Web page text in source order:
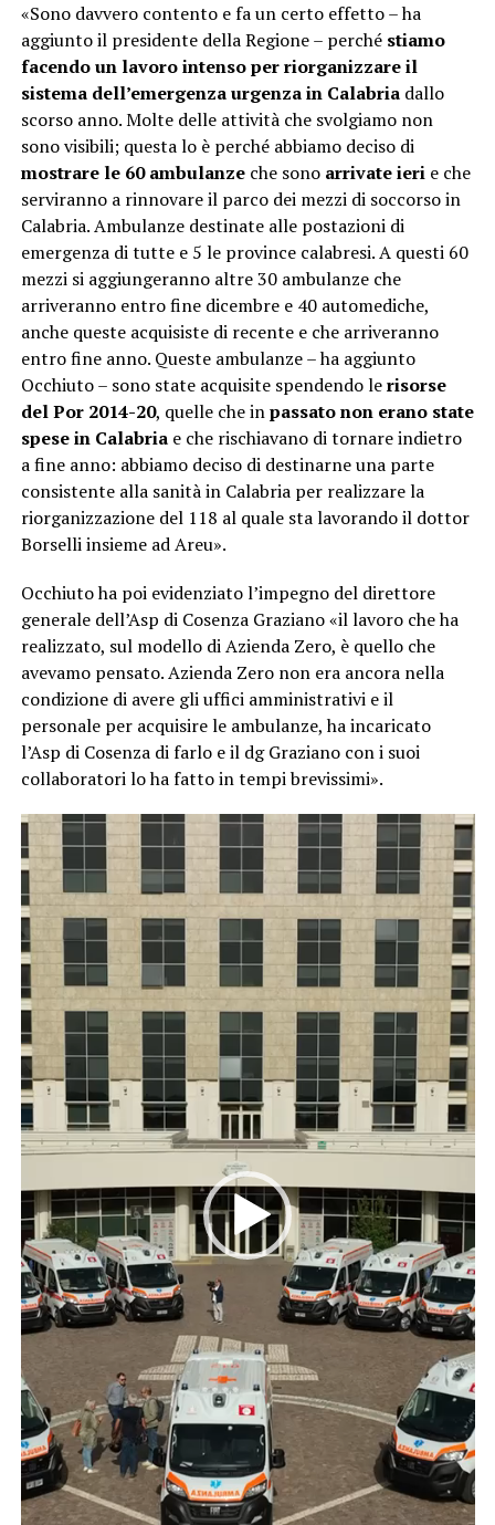
«Sono davvero contento e fa un certo effetto – ha
aggiunto il presidente della Regione – perché stiamo
facendo un lavoro intenso per riorganizzare il
sistema dell’emergenza urgenza in Calabriadallo
scorso anno. Molte delle attività che svolgiamo non
sono visibili; questa lo è perché abbiamo deciso di
mostrare le 60 ambulanzeche sono arrivate ierie che
serviranno a rinnovare il parco dei mezzi di soccorso in
Calabria. Ambulanze destinate alle postazioni di
emergenza di tutte e 5 le province calabresi. A questi 60
mezzi si aggiungeranno altre 30 ambulanze che
arriveranno entro fine dicembre e 40 automediche,
anche queste acquisiste di recente e che arriveranno
entro fine anno. Queste ambulanze – ha aggiunto
Occhiuto – sono state acquisite spendendo lerisorse
del Por 2014-20, quelle che inpassato non erano state
spese in Calabriae che rischiavano di tornare indietro
a fine anno: abbiamo deciso di destinarne una parte
consistente alla sanità in Calabria per realizzare la
riorganizzazione del 118 al quale sta lavorando il dottor
Borselli insieme ad Areu».
Occhiuto ha poi evidenziato l’impegno del direttore
generale dell’Asp di Cosenza Graziano «il lavoro che ha
realizzato, sul modello di Azienda Zero, è quello che
avevamo pensato. Azienda Zero non era ancora nella
condizione di avere gli uffici amministrativi e il
personale per acquisire le ambulanze, ha incaricato
l’Asp di Cosenza di farlo e il dg Graziano con i suoi
collaboratori lo ha fatto in tempi brevissimi».
Video
Player